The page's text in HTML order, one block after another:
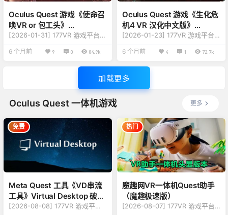
Oculus Quest 游戏《使命召
唤VR or 包工头》
Contractors VR
[2026-01-31] 177VR 游戏平台游
3.9.181 【更新】：修复更新内
称】：Contractors VR 【类
作、热门必玩 【平台】：Quest
2、Quest Pro、Quest 3、Ques
t 3S（一体机版本） 【联机】：
单人离线、多人联机 【刷新】：
90Hz 【大小】：10.…
6 个月前 9 0 84.9k
Oculus Quest 游戏《生化危
机4 VR 汉化中文版》
Resident Evil 4
[2026-01-23] 177VR 游戏平台
v2.3.203 【更新内容】：更新支
化 【英文原名】：Resident Evil
4 VR 【汉化名称】：生化危机 4
【游戏类型】：3A大作、恐怖、
动作、热门必玩 【游戏平台】：
Quest 2、Quest Pro、Quest
3、Quest 3S（一体机版本）
【游戏刷新…
6 个月前 4 1 72.7k
加载更多
Oculus Quest 一体机游戏 更多
免费
Meta Quest 工具《VD串流
工具》Virtual Desktop 破解
版
[2026-08-08] 177VR 游戏平台
热门
魔趣网VR一体机Quest助手
（魔趣极速版）
[2026-08-07] 177VR 游戏平台